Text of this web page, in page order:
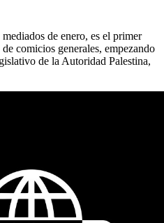
de enero, es el primer
comicios generales, empezando
de la Autoridad Palestina,